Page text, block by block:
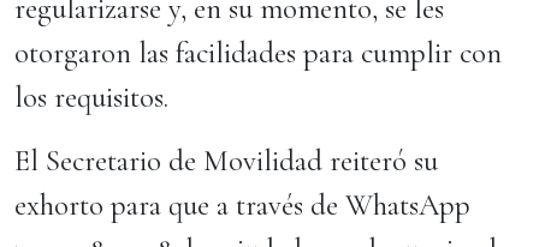
regularizarse y, en su momento, se les
otorgaron las facilidades para cumplir con
los requisitos.
El Secretario de Movilidad reiteró su
exhorto para que a través de WhatsApp